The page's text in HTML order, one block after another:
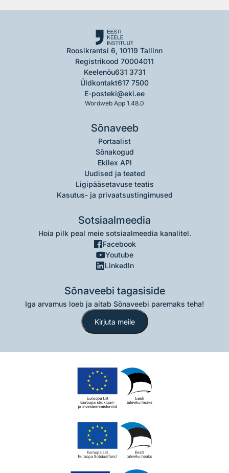
Roosikrantsi 6, 10119 Tallinn
Registrikood 70004011
Keelenõu631 3731
Üldkontakt617 7500
E-posteki@eki.ee
Wordweb App 1.48.0
Sõnaveeb
Portaalist
Sõnakogud
Ekilex API
Uudised ja teated
Ligipääsetavuse teatis
Kasutus- ja privaatsustingimused
Sotsiaalmeedia
Hoia pilk peal meie sotsiaalmeedia kanalitel.
Facebook
Youtube
LinkedIn
Sõnaveebi tagasiside
Iga arvamus loeb ja aitab Sõnaveebi paremaks teha!
Kirjuta meile